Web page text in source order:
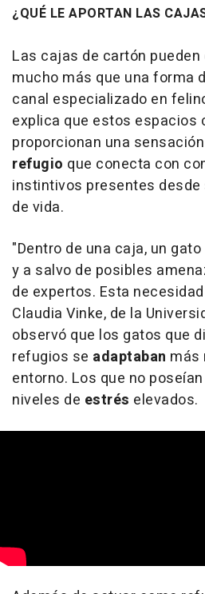
¿QUÉ LE APORTAN LAS
Las cajas de cartón
mucho más que una forma
canal especializado en
explica que estos espacios
proporcionan una
refugio que conecta con
instintivos presentes
de vida.
"Dentro de una caja, un
y a salvo de posibles
de expertos. Esta
Claudia Vinke, de la
observó que los gatos que
refugios se adaptaban más
entorno. Los que no
niveles de estrés elevados.